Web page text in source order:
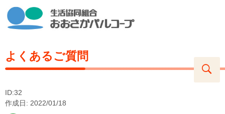
よくあるご質問
ID:32
作成日: 2022/01/18